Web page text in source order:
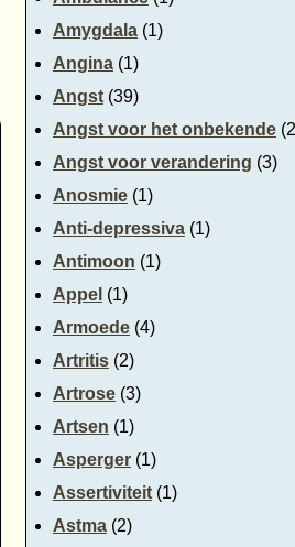
Amygdala(1)
Angina(1)
Angst(39)
Angst voor het onbekende
Angst voor verandering (3)
Anosmie(1)
Anti-depressiva(1)
Antimoon (1)
Appel (1)
Armoede(4)
Artritis(2)
Artrose(3)
Artsen (1)
Asperger(1)
Assertiviteit(1)
Astma(2)